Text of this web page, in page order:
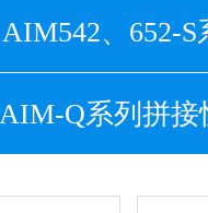
AIM542、652-S
超高清影像测
AIM-Q系列拼接
智能测量仪